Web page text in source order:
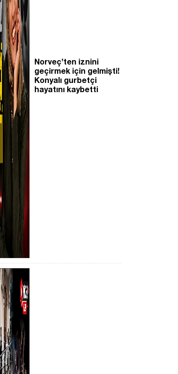
Norveç’ten iznini
geçirmek için gelmişti!
Konyalı gurbetçi
hayatını kaybetti